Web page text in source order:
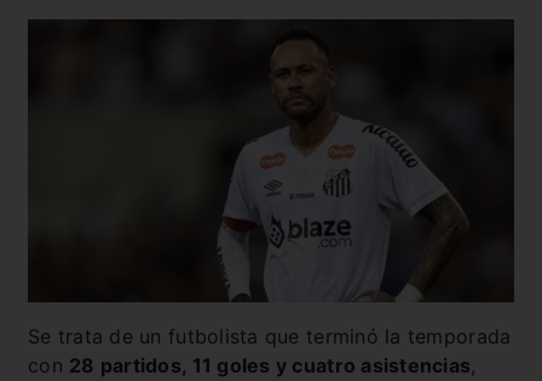
Se trata de un futbolista que terminó la temporada
con 28 partidos, 11 goles y cuatro asistencias,